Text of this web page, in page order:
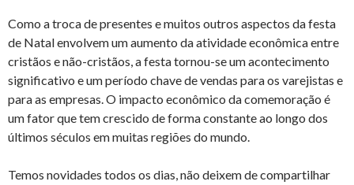
Como a troca de presentes e muitos outros aspectos da festa
de Natal envolvem um aumento da atividade econômica entre
cristãos e não-cristãos, a festa tornou-se um acontecimento
significativo e um período chave de vendas para os varejistas e
para as empresas. O impacto econômico da comemoração é
um fator que tem crescido de forma constante ao longo dos
últimos séculos em muitas regiões do mundo.
Temos novidades todos os dias, não deixem de compartilhar